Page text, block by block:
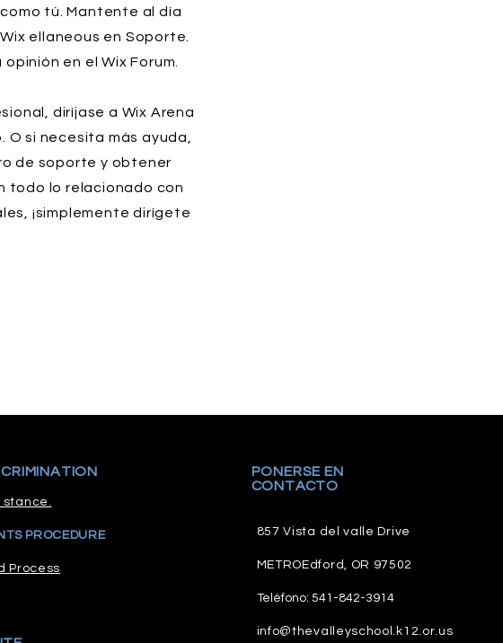
tú. Mantente al día
ellaneous en Soporte.
en el Wix Forum.
diríjase a Wix Arena
si necesita más ayuda,
de soporte y obtener
todo lo relacionado con
¡simplemente dirígete
stance.
PROCEDURE
Process
PONERSE EN
CONTACTO
857 Vista del valle Drive
METRO Edford, OR 97502
Teléfono: 541-842-3914
info@thevalleyschool.k12.or.us